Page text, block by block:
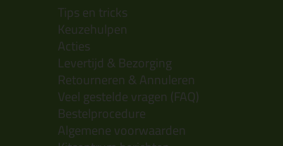
Tips en tricks
Keuzehulpen
Acties
Levertijd & Bezorging
Retourneren & Annuleren
Veel gestelde vragen (FAQ)
Bestelprocedure
Algemene voorwaarden